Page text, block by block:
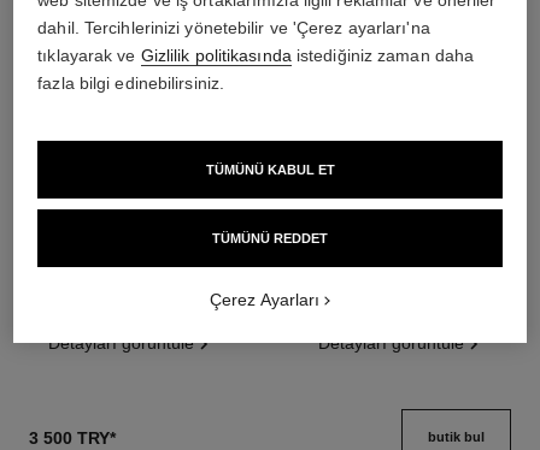
kissed powder
Sağlikli Işilti Sunan Uç Pudranin
Dekolte Bölgesi̇ İçi̇n Tasarlandi.
Detayları görüntüle
powder
Lightweight, Imperceptible and
Detayları görüntüle
3 500 TRY* butik bul
dahil. Tercihlerinizi yönetebilir ve 'Çerez ayarları'na
tıklayarak ve Gizlilik politikasında istediğiniz zaman daha
fazla bilgi edinebilirsiniz.
TÜMÜNÜ REDDET
TÜMÜNÜ KABUL ET
Çerez Ayarları